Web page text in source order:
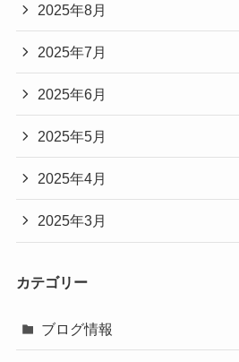
2025年8月
2025年7月
2025年6月
2025年5月
2025年4月
2025年3月
カテゴリー
ブログ情報